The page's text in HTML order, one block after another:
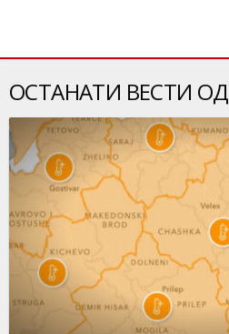
ОСТАНАТИ ВЕСТИ ОД